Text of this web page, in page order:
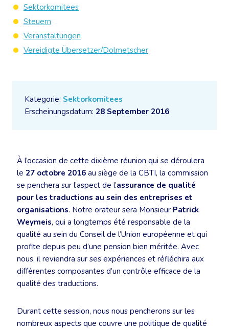
Kategorie: Sektorkomitees
Erscheinungsdatum: 28 September 2016
À l’occasion de cette dixième réunion qui se déroulera
le 27 octobre 2016 au siège de la CBTI, la commission
se penchera sur l’aspect de l’assurance de qualité
pour les traductions au sein des entreprises et
organisations. Notre orateur sera Monsieur Patrick
Weymeis, qui a longtemps été responsable de la
qualité au sein du Conseil de l’Union européenne et qui
profite depuis peu d’une pension bien méritée. Avec
nous, il reviendra sur ses expériences et réfléchira aux
différentes composantes d’un contrôle efficace de la
qualité des traductions.
Durant cette session, nous nous pencherons sur les
nombreux aspects que couvre une politique de qualité
Sektorkomitees
Steuern
Veranstaltungen
Vereidigte Übersetzer/Dolmetscher